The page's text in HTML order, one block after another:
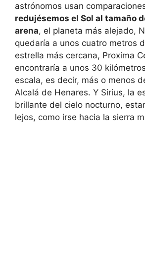
astrónomos usan
redujésemos el Sol al tamaño
arena, el planeta más alejado,
quedaría a unos cuatro metros
estrella más cercana, Proxima
encontraría a unos 30
escala, es decir, más o menos
Alcalá de Henares. Y Sirius, la
brillante del cielo nocturno,
lejos, como irse hacia la sierra